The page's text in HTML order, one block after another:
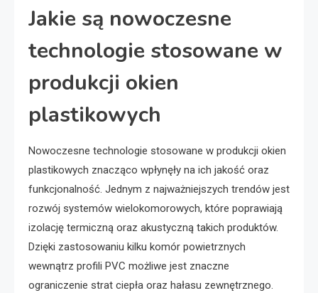
Jakie są nowoczesne
technologie stosowane w
produkcji okien
plastikowych
Nowoczesne technologie stosowane w produkcji okien
plastikowych znacząco wpłynęły na ich jakość oraz
funkcjonalność. Jednym z najważniejszych trendów jest
rozwój systemów wielokomorowych, które poprawiają
izolację termiczną oraz akustyczną takich produktów.
Dzięki zastosowaniu kilku komór powietrznych
wewnątrz profili PVC możliwe jest znaczne
ograniczenie strat ciepła oraz hałasu zewnętrznego.